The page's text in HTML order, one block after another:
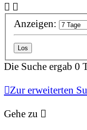
Anzeigen:
Die Suche ergab 0
Zur erweiterten
Gehe zu